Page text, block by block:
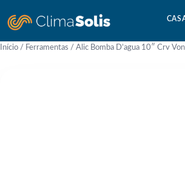
Início / Ferramentas / Alic Bomba D’agua 10″ Crv